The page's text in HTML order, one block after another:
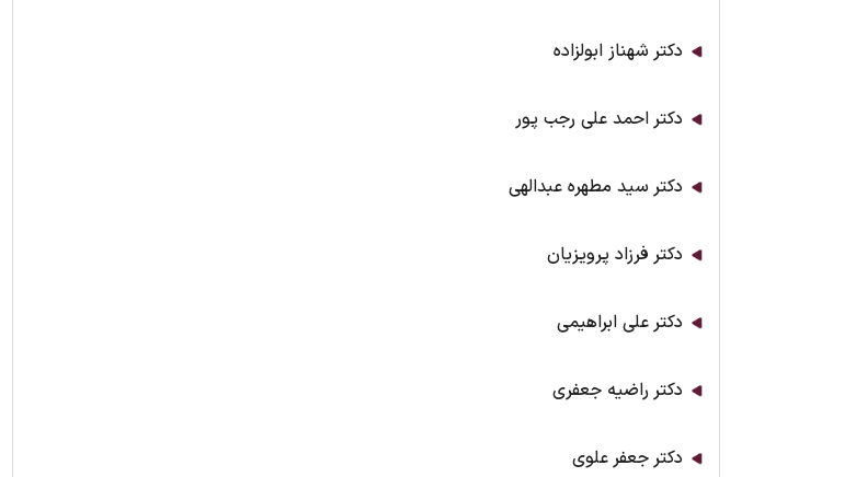
دکتر شهناز ابولزاده
دکتر احمد علی رجب پور
دکتر سید مطهره عبدالهی
دکتر فرزاد پرویزیان
دکتر علی ابراهیمی
دکتر راضیه جعفری
دکتر جعفر علوی